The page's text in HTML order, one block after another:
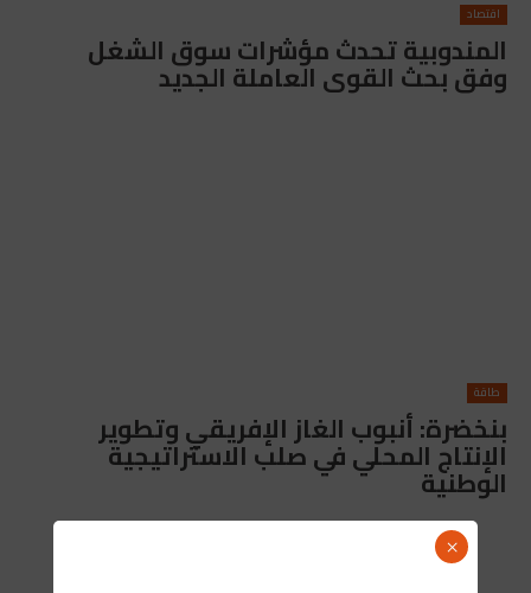
اقتصاد
المندوبية تحدث مؤشرات سوق الشغل
وفق بحث القوى العاملة الجديد
طاقة
بنخضرة: أنبوب الغاز الإفريقي وتطوير
الإنتاج المحلي في صلب الاستراتيجية
الوطنية
×